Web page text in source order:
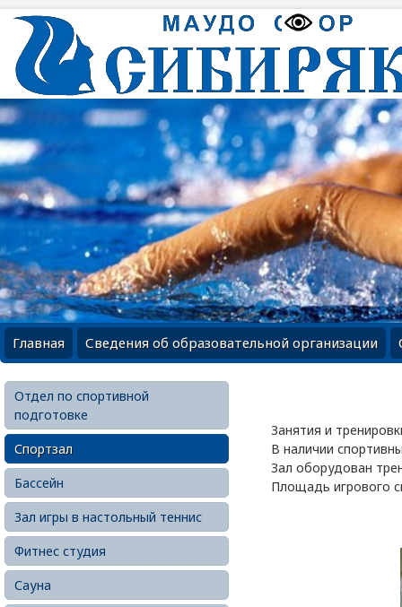
Главная Сведения об образовательной организации
Отдел по спортивной
подготовке
Спортзал
Бассейн
Зал игры в настольный теннис
Фитнес студия
Сауна
Занятия и
В наличии
Зал оборудован
Площадь игрового